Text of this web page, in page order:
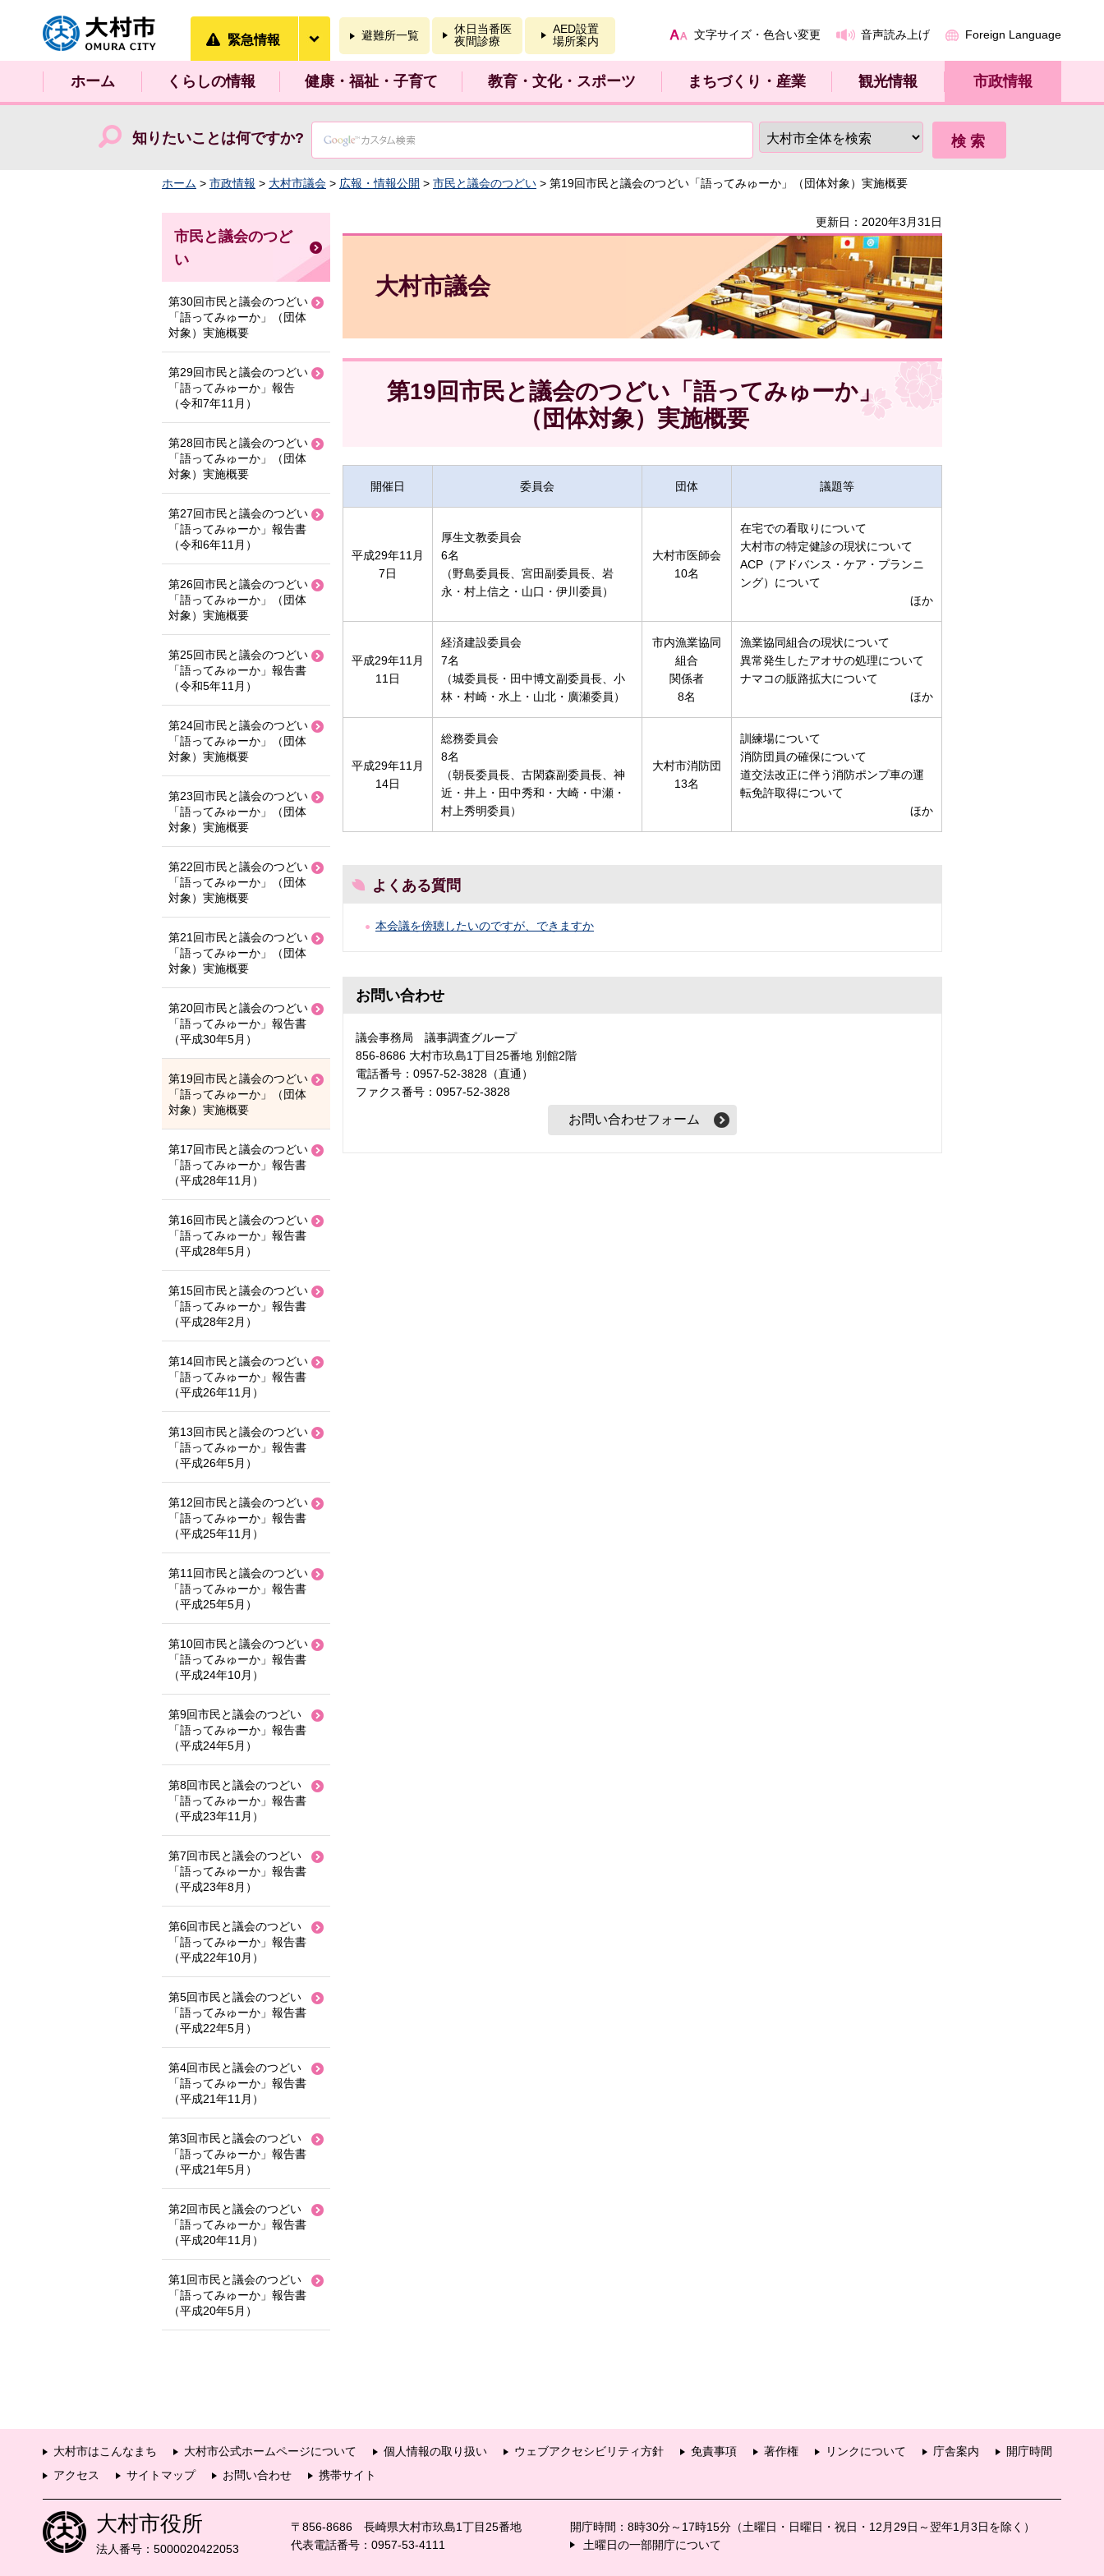
大村市
緊急情報 避難所一覧
休日当番医
夜間診療
AED設置
場所案内
文字サイズ・色合い変更 音声読み上げ Foreign Language
ホーム くらしの情報 健康・福祉・子育て 教育・文化・スポーツ まちづくり・産業 観光情報 市政情報
知りたいことは何ですか?
ホーム > 市政情報 > 大村市議会 > 広報・情報公開 > 市民と議会のつどい > 第19回市民と議会のつどい「語ってみゅーか」（団体対象）実施概要
更新日：2020年3月31日
大村市議会
第19回市民と議会のつどい「語ってみゅーか」
（団体対象）実施概要
開催日 委員会 団体 議題等
平成29年11月
7日
厚生文教委員会
6名
（野島委員長、宮田副委員長、岩
永・村上信之・山口・伊川委員）
大村市医師会
10名
在宅での看取りについて
大村市の特定健診の現状について
ACP（アドバンス・ケア・プランニ
ング）について
ほか
平成29年11月
11日
経済建設委員会
7名
（城委員長・田中博文副委員長、小
林・村崎・水上・山北・廣瀬委員）
市内漁業協同
組合
関係者
8名
漁業協同組合の現状について
異常発生したアオサの処理について
ナマコの販路拡大について
ほか
平成29年11月
14日
総務委員会
8名
（朝長委員長、古閑森副委員長、神
近・井上・田中秀和・大崎・中瀬・
村上秀明委員）
大村市消防団
13名
訓練場について
消防団員の確保について
道交法改正に伴う消防ポンプ車の運
転免許取得について
ほか
よくある質問
本会議を傍聴したいのですが、できますか
お問い合わせ
議会事務局 議事調査グループ
856-8686 大村市玖島1丁目25番地 別館2階
電話番号：0957-52-3828（直通）
ファクス番号：0957-52-3828
市民と議会のつど
い
第30回市民と議会のつどい
「語ってみゅーか」（団体
対象）実施概要
第29回市民と議会のつどい
「語ってみゅーか」報告
（令和7年11月）
第28回市民と議会のつどい
「語ってみゅーか」（団体
対象）実施概要
第27回市民と議会のつどい
「語ってみゅーか」報告書
（令和6年11月）
第26回市民と議会のつどい
「語ってみゅーか」（団体
対象）実施概要
第25回市民と議会のつどい
「語ってみゅーか」報告書
（令和5年11月）
第24回市民と議会のつどい
「語ってみゅーか」（団体
対象）実施概要
第23回市民と議会のつどい
「語ってみゅーか」（団体
対象）実施概要
第22回市民と議会のつどい
「語ってみゅーか」（団体
対象）実施概要
第21回市民と議会のつどい
「語ってみゅーか」（団体
対象）実施概要
第20回市民と議会のつどい
「語ってみゅーか」報告書
（平成30年5月）
第19回市民と議会のつどい
「語ってみゅーか」（団体
対象）実施概要
第17回市民と議会のつどい
「語ってみゅーか」報告書
（平成28年11月）
第16回市民と議会のつどい
「語ってみゅーか」報告書
（平成28年5月）
第15回市民と議会のつどい
「語ってみゅーか」報告書
（平成28年2月）
第14回市民と議会のつどい
「語ってみゅーか」報告書
（平成26年11月）
第13回市民と議会のつどい
「語ってみゅーか」報告書
（平成26年5月）
第12回市民と議会のつどい
「語ってみゅーか」報告書
（平成25年11月）
第11回市民と議会のつどい
「語ってみゅーか」報告書
（平成25年5月）
第10回市民と議会のつどい
「語ってみゅーか」報告書
（平成24年10月）
第9回市民と議会のつどい
「語ってみゅーか」報告書
（平成24年5月）
第8回市民と議会のつどい
「語ってみゅーか」報告書
（平成23年11月）
第7回市民と議会のつどい
「語ってみゅーか」報告書
（平成23年8月）
第6回市民と議会のつどい
「語ってみゅーか」報告書
（平成22年10月）
第5回市民と議会のつどい
「語ってみゅーか」報告書
（平成22年5月）
第4回市民と議会のつどい
「語ってみゅーか」報告書
（平成21年11月）
第3回市民と議会のつどい
「語ってみゅーか」報告書
（平成21年5月）
第2回市民と議会のつどい
「語ってみゅーか」報告書
（平成20年11月）
第1回市民と議会のつどい
「語ってみゅーか」報告書
（平成20年5月）
大村市はこんなまち 大村市公式ホームページについて 個人情報の取り扱い ウェブアクセシビリティ方針 免責事項 著作権 リンクについて 庁舎案内
開庁時間
アクセス
サイトマップ お問い合わせ 携帯サイト
大村市役所
法人番号：5000020422053
〒856-8686 長崎県大村市玖島1丁目25番地
代表電話番号：0957-53-4111
開庁時間：8時30分～17時15分（土曜日・日曜日・祝日・12月29日～翌年1月3日を除く）
土曜日の一部開庁について